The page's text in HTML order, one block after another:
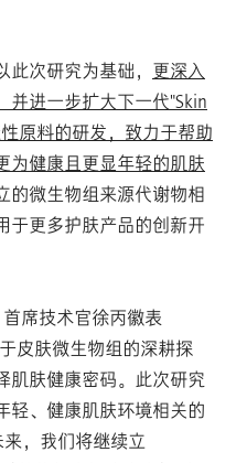
次研究为基础，
更深入
并进一步扩大下一代"Skin
原料的研发，致力于帮助
为健康且更显年轻的肌肤
的微生物组来源代谢物相
于更多护肤产品的创新开
席技术官徐丙徽表
皮肤微生物组的深耕探
肌肤健康密码。此次研究
轻、健康肌肤环境相关的
，我们将继续立